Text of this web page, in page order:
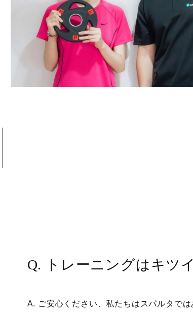
Q. トレーニングはキツ
A. ご安心ください、私たちはスパルタでは